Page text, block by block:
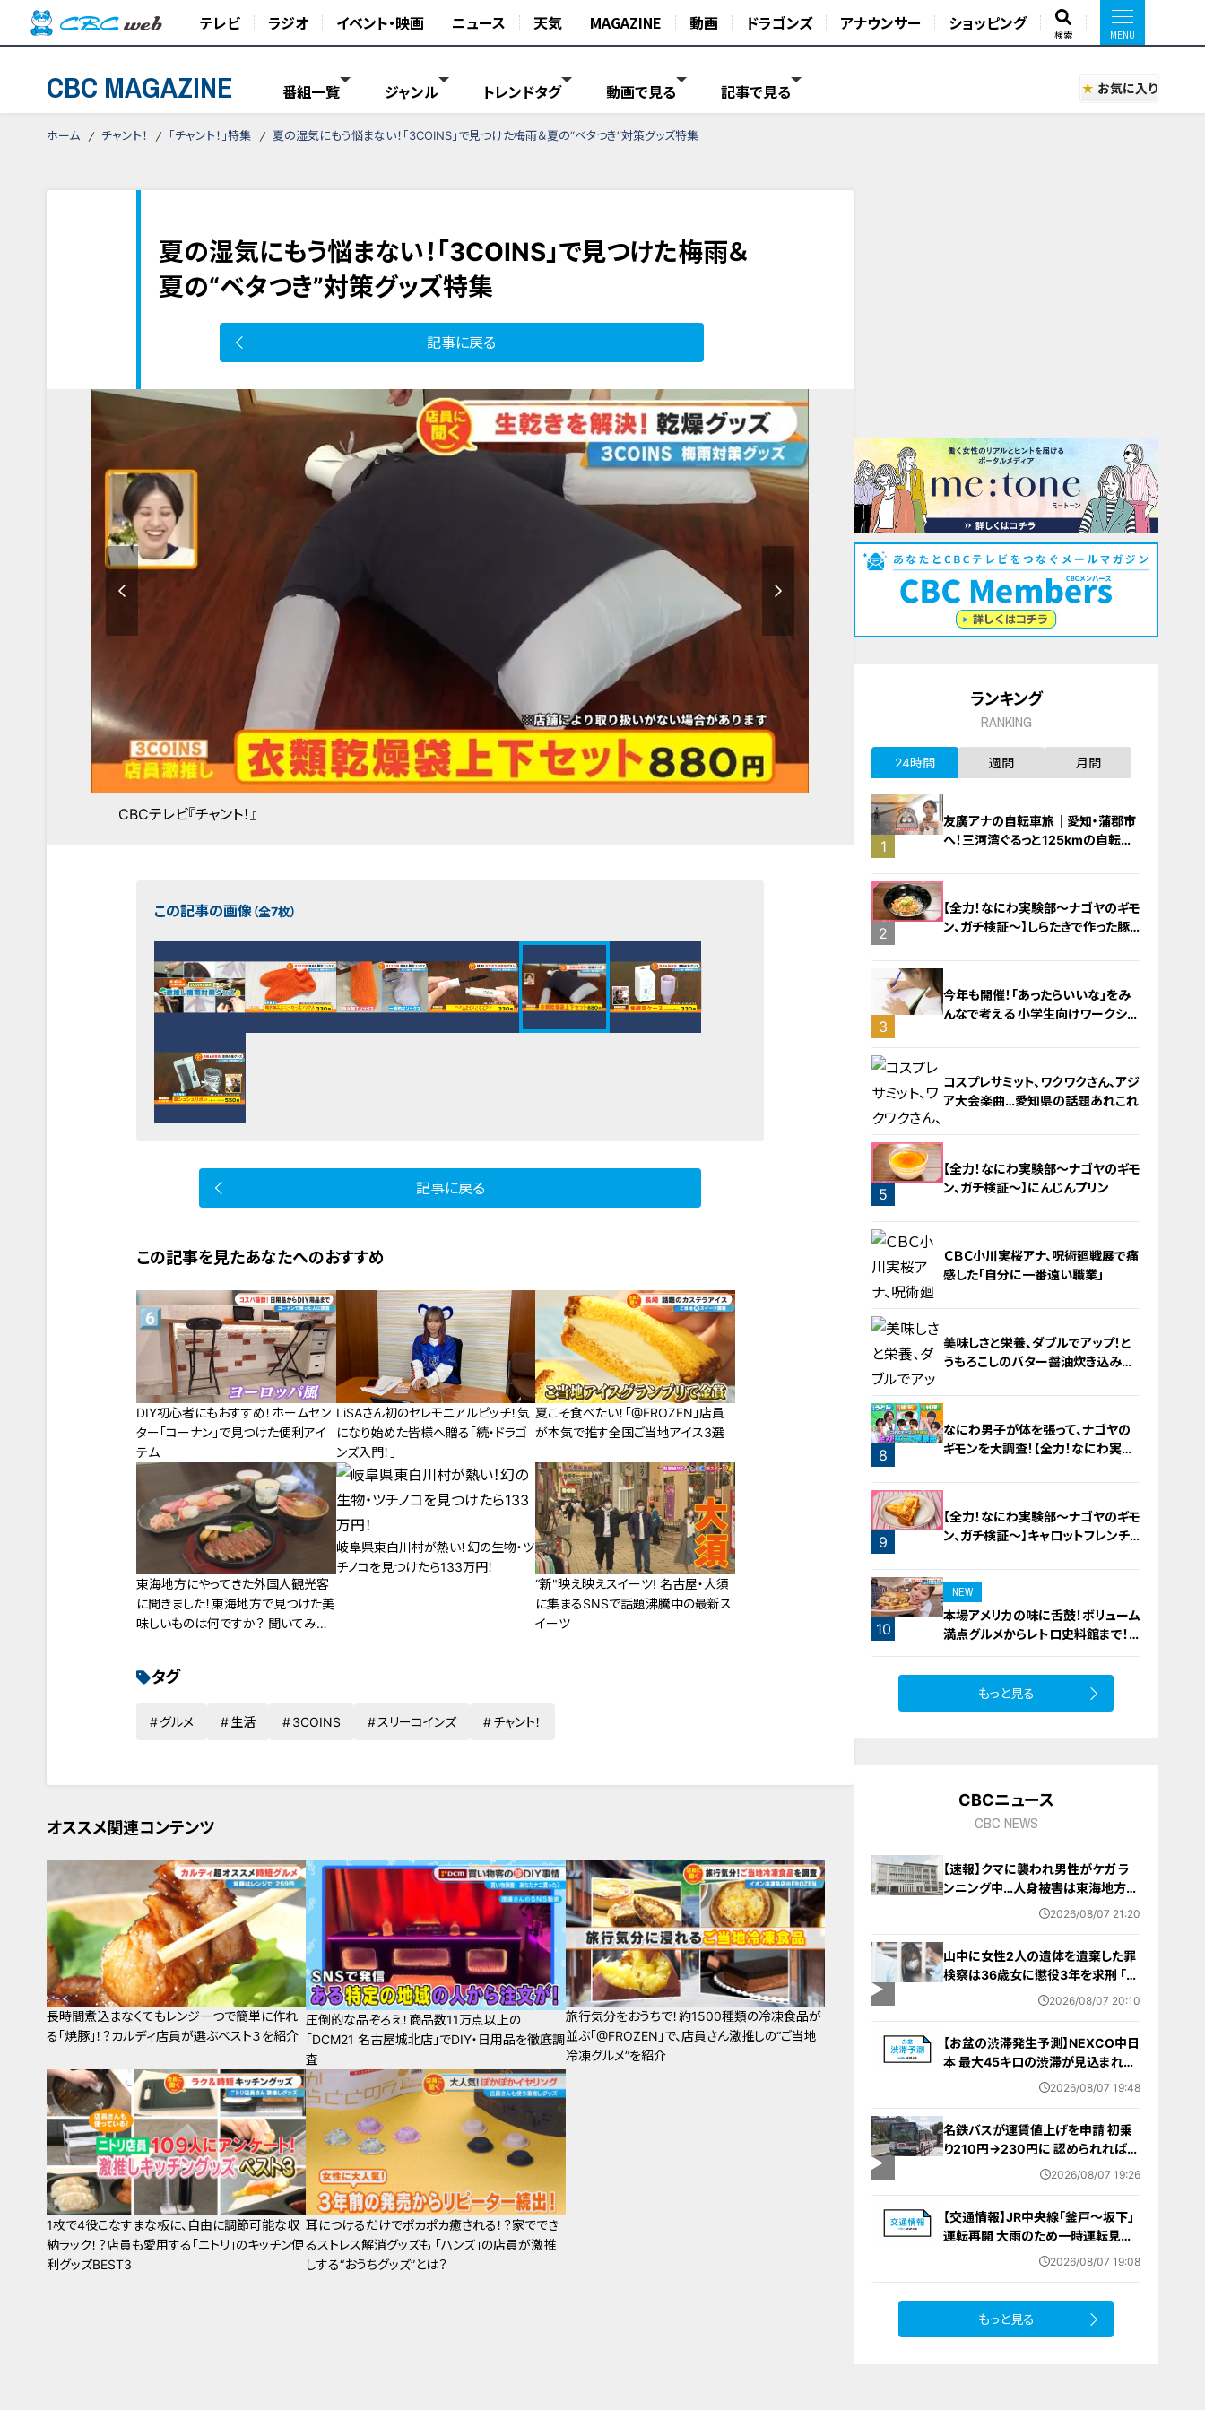
テレビ ラジオ イベント・映画 ニュース 天気 MAGAZINE 動画 ドラゴンズ アナウンサー ショッピング
検索
CBC MAGAZINE 番組一覧 ジャンル トレンドタグ 動画で見る 記事で見る お気に入り
ホーム チャント！ 「チャント！」特集 夏の湿気にもう悩まない！「3COINS」で見つけた梅雨＆夏の“ベタつき”対策グッズ特集
夏の湿気にもう悩まない！「3COINS」で見つけた梅雨＆
夏の“ベタつき”対策グッズ特集
記事に戻る
CBCテレビ『チャント！』
この記事の画像（全7枚）
記事に戻る
この記事を見たあなたへのおすすめ
DIY初心者にもおすすめ！ホームセン
ター「コーナン」で見つけた便利アイ
テム
LiSAさん初のセレモニアルピッチ！気
になり始めた皆様へ贈る「続・ドラゴ
ンズ入門！」
夏こそ食べたい！「@FROZEN」店員
が本気で推す全国ご当地アイス3選
東海地方にやってきた外国人観光客
に聞きました！東海地方で見つけた美
味しいものは何ですか？ 聞いてみる
岐阜県東白川村が熱い！幻の生物・ツ
チノコを見つけたら133万円！
“新"映え映えスイーツ! 名古屋・大須
に集まるSNSで話題沸騰中の最新ス
イーツ
タグ
グルメ 生活 3COINS スリーコインズ チャント！
オススメ関連コンテンツ
長時間煮込まなくてもレンジ一つで簡単に作れ
る「焼豚」！？カルディ店員が選ぶベスト３を紹介
圧倒的な品ぞろえ！商品数11万点以上の
「DCM21 名古屋城北店」でDIY・日用品を徹底調
査
旅行気分をおうちで！約1500種類の冷凍食品が
並ぶ「@FROZEN」で、店員さん激推しの“ご当地
冷凍グルメ”を紹介
1枚で4役こなすまな板に、自由に調節可能な収
納ラック！？店員も愛用する「ニトリ」のキッチン便
利グッズBEST3
耳につけるだけでポカポカ癒される！？家ででき
るストレス解消グッズも 「ハンズ」の店員が激推
しする“おうちグッズ”とは？
ランキング
RANKING
24時間 週間 月間
1
友廣アナの自転車旅｜愛知・蒲郡市
へ！三河湾ぐるっと125kmの自転車
2
【全力！なにわ実験部～ナゴヤのギモ
ン、ガチ検証～】しらたきで作った豚
3
今年も開催！「あったらいいな」をみ
んなで考える 小学生向けワークショ
4
コスプレサミット、ワクワクさん、アジ
ア大会楽曲…愛知県の話題あれこれ
5
【全力！なにわ実験部～ナゴヤのギモ
ン、ガチ検証～】にんじんプリン
6
ＣＢＣ小川実桜アナ、呪術廻戦展で痛
感した「自分に一番遠い職業」
7
美味しさと栄養、ダブルでアップ！と
うもろこしのバター醤油炊き込みご
8
なにわ男子が体を張って、ナゴヤの
ギモンを大調査！【全力！なにわ実験
9
【全力！なにわ実験部～ナゴヤのギモ
ン、ガチ検証～】キャロットフレンチ
10
NEW
本場アメリカの味に舌鼓！ボリューム
満点グルメからレトロ史料館まで！
愛知・東海市の感動スポット3選
もっと見る
CBCニュース
CBC NEWS
【速報】クマに襲われ男性がケガ ラ
ンニング中…人身被害は東海地方で
今シーズン初めて 岐阜県高山市
2026/08/07 21:20
山中に女性2人の遺体を遺棄した罪
検察は36歳女に懲役3年を求刑 ｢遺
棄時に近くに居続けたこと自体が重
2026/08/07 20:10
【お盆の渋滞発生予測】NEXCO中日
本 最大45キロの渋滞が見込まれる
区間も… 中央道・東名・新東名・東名
2026/08/07 19:48
名鉄バスが運賃値上げを申請 初乗
り210円→230円に 認められれば
12月から全路線で平均1割程度の値
2026/08/07 19:26
【交通情報】JR中央線「釜戸～坂下」
運転再開 大雨のため一時運転見合
2026/08/07 19:08
もっと見る